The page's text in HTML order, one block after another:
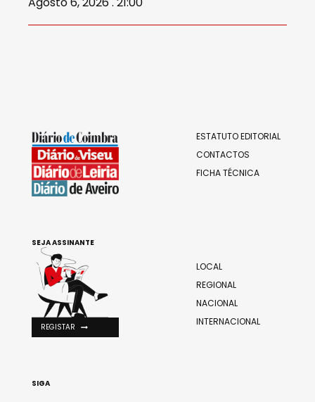
ESTATUTO EDITORIAL
CONTACTOS
FICHA TÉCNICA
LOCAL
REGIONAL
NACIONAL
INTERNACIONAL
SEJA ASSINANTE
REGISTAR
SIGA